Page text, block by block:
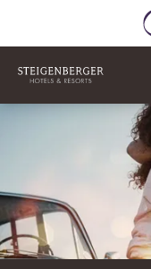
슬라이드 1 의 1